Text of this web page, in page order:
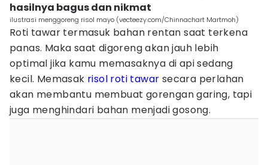
hasilnya bagus dan nikmat
ilustrasi menggoreng risol mayo (vecteezy.com/Chinnachart Martmoh)
Roti tawar termasuk bahan rentan saat terkena
panas. Maka saat digoreng akan jauh lebih
optimal jika kamu memasaknya di api sedang
kecil. Memasak risol roti tawar secara perlahan
akan membantu membuat gorengan garing, tapi
juga menghindari bahan menjadi gosong.